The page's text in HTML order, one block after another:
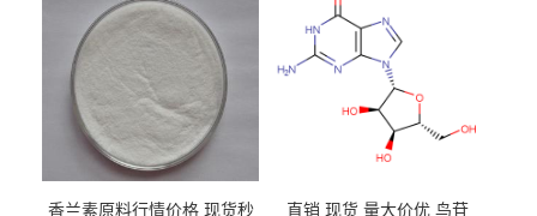
香兰素原料行情价格 现货秒 直销 现货 量大价优 鸟苷